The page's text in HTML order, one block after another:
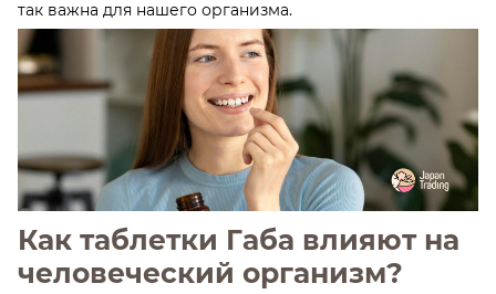
так важна для нашего организма.
Как таблетки Габа влияют на
человеческий организм?